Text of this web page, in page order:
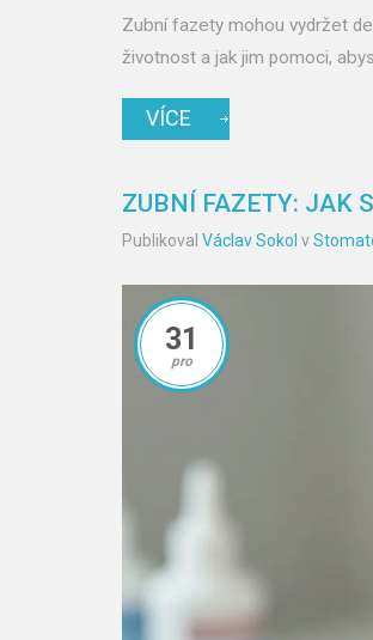
Zubní fazety mohou vydržet
životnost a jak jim pomoci,
VÍCE
ZUBNÍ FAZETY: JAK
Publikoval Václav Sokol v
31
pro